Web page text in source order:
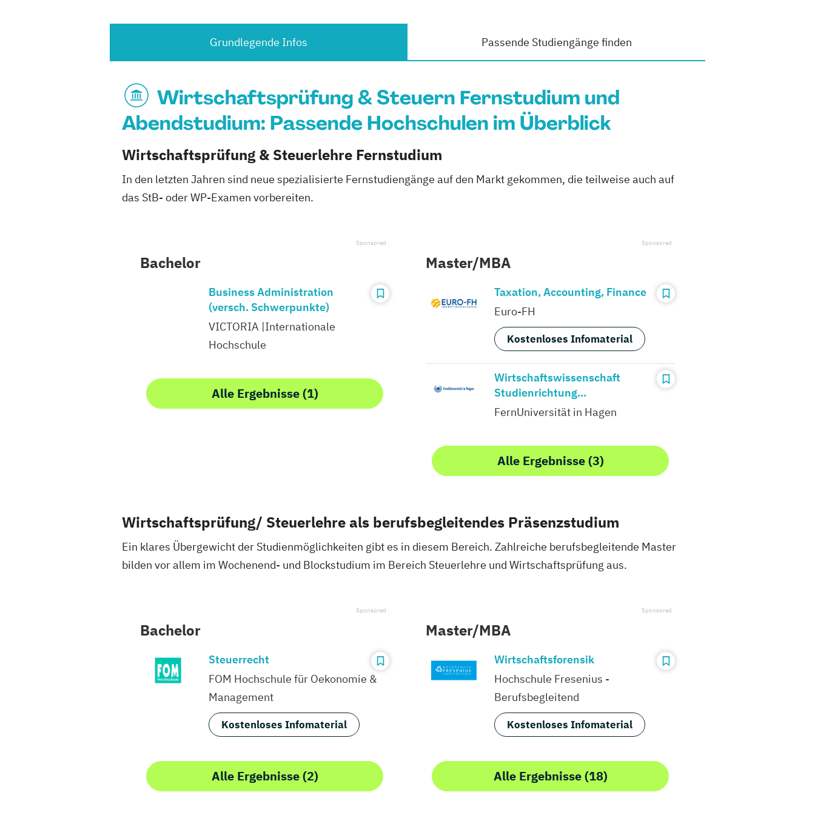
Grundlegende Infos Passende Studiengänge finden
Wirtschaftsprüfung & Steuern Fernstudium und
Abendstudium: Passende Hochschulen im Überblick
Wirtschaftsprüfung & Steuerlehre Fernstudium
In den letzten Jahren sind neue spezialisierte Fernstudiengänge auf den Markt gekommen, die teilweise auch auf
das StB- oder WP-Examen vorbereiten.
Bachelor
Business Administration
(versch. Schwerpunkte)
VICTORIA |Internationale
Hochschule
Alle Ergebnisse (1)
Master/MBA
Taxation, Accounting, Finance
Euro-FH
Kostenloses Infomaterial
Wirtschaftswissenschaft
Studienrichtung...
FernUniversität in Hagen
Alle Ergebnisse (3)
Wirtschaftsprüfung/ Steuerlehre als berufsbegleitendes Präsenzstudium
Ein klares Übergewicht der Studienmöglichkeiten gibt es in diesem Bereich. Zahlreiche berufsbegleitende Master
bilden vor allem im Wochenend- und Blockstudium im Bereich Steuerlehre und Wirtschaftsprüfung aus.
Bachelor
Steuerrecht
FOM Hochschule für Oekonomie &
Management
Kostenloses Infomaterial
Alle Ergebnisse (2)
Master/MBA
Wirtschaftsforensik
Hochschule Fresenius -
Berufsbegleitend
Kostenloses Infomaterial
Alle Ergebnisse (18)